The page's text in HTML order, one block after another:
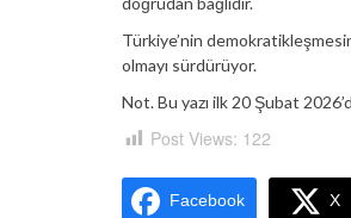
Türkiye’nin
olmayı sürdürüyor.
Not. Bu yazı ilk 20 Şubat
Post Views: 122
Facebook X